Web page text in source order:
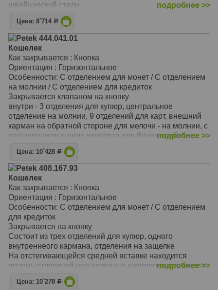
швейцарской стали
На внутренней задней стенке расположены три
прорезных кармана для кредитных карточек
На закрывающемся блоке имеются еще пять
прорезных карманов для карточек, окошко для
документов из прозрачной прочной сетки и одно
дополнительное отделение
Перед монетницей на внешней стороне находятся два
кармашка для карточек и одно дополнительное
отделение для бумаг на всю длину портмоне
Материал: Натуральная кожа
Цвет: Чёрный
Тип: прямой
Размер: 19,0х10,0 см
подробнее >>
Цена: 8`714 Р
Petek 444.041.01
Кошелек
Как закрывается : Кнопка
Ориентация : Горизонтальное
Особенности: С отделением для монет / С отделением
на молнии / С отделением для кредиток
Закрывается клапаном на кнопку
внутри - 3 отделения для купюр, центральное
отделение на молнии, 9 отделений для карт, внешний
карман на обратной стороне для мелочи - на молнии, с
расширением в виде конверта для более удобного
доступа к монетам
Материал: Натуральная кожа
Цвет: Чёрный
Тип: прямой
Размер: 19,5x10,5x2,5 см
подробнее >>
Цена: 10`428 Р
Petek 408.167.93
Кошелек
Как закрывается : Кнопка
Ориентация : Горизонтальное
Особенности: С отделением для монет / С отделением
для кредиток
Закрывается на кнопку
Состоит из трех отделений для купюр, одного
внутреннеого кармана, отделения на защелке
На отстегивающейся средней вставке находится
восемь отделений под визитные и кредитные карточки
и два отделения под купюры
Материал: Натуральная кожа
подробнее >>
Цена: 10`278 Р